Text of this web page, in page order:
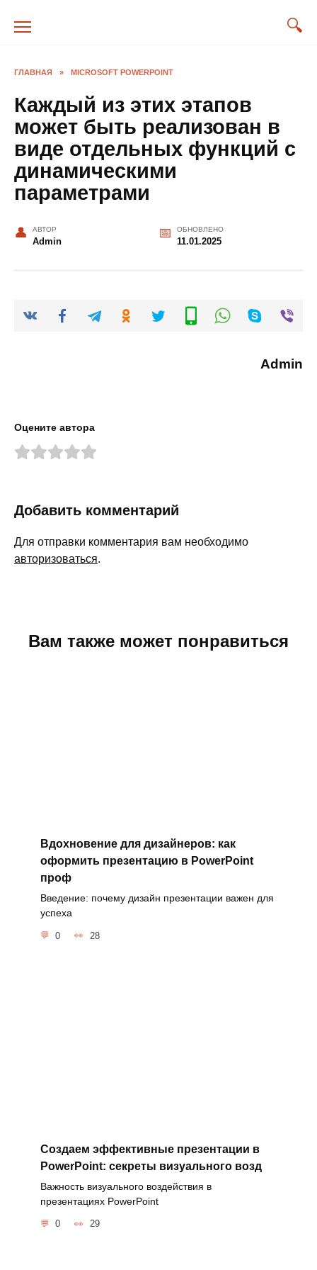
ГЛАВНАЯ » MICROSOFT POWERPOINT
Каждый из этих этапов
может быть реализован в
виде отдельных функций с
динамическими
параметрами
АВТОР
Admin
ОБНОВЛЕНО
11.01.2025
Admin
Оцените автора
Добавить комментарий
Для отправки комментария вам необходимо
авторизоваться.
Вам также может понравиться
Вдохновение для дизайнеров: как
оформить презентацию в PowerPoint
проф
Введение: почему дизайн презентации важен для
успеха
0 28
Создаем эффективные презентации в
PowerPoint: секреты визуального возд
Важность визуального воздействия в
презентациях PowerPoint
0 29